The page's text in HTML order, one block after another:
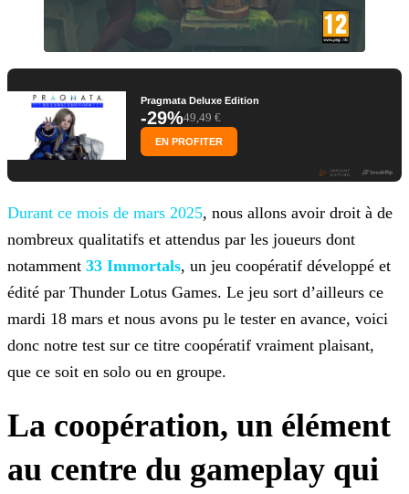
Pragmata Deluxe Edition
-29%49,49 €
EN PROFITER
Durant ce mois de mars 2025, nous allons avoir droit à de
nombreux qualitatifs et attendus par les joueurs dont
notamment 33 Immortals, un jeu coopératif développé et
édité par Thunder Lotus Games. Le jeu sort d’ailleurs ce
mardi 18 mars et nous avons pu le tester en avance, voici
donc notre test sur ce titre coopératif vraiment plaisant,
que ce soit en solo ou en groupe.
La coopération, un élément
au centre du gameplay qui